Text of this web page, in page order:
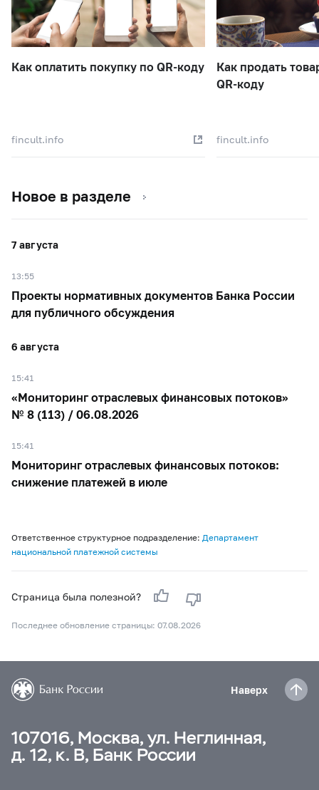
Как оплатить покупку по QR-коду
fincult.info
Как продать
QR-коду
fincult.info
Новое в разделе
7 августа
13:55
Проекты нормативных документов Банка России
для публичного обсуждения
6 августа
15:41
«Мониторинг отраслевых финансовых потоков»
№ 8 (113) / 06.08.2026
15:41
Мониторинг отраслевых финансовых потоков:
снижение платежей в июле
Ответственное структурное подразделение: Департамент
национальной платежной системы
Страница была полезной?
Последнее обновление страницы: 07.08.2026
Наверх
107016, Москва, ул. Неглинная,
д. 12, к. В, Банк России